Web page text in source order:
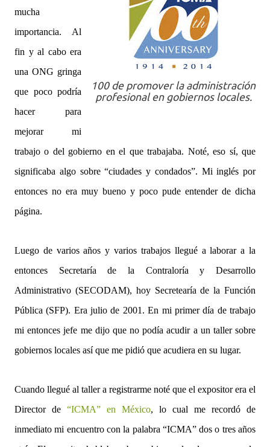
100 de promover la administración
profesional en gobiernos locales.
mucha
importancia. Al
fin y al cabo era
una ONG gringa
que poco podría
hacer para
mejorar mi
trabajo o del gobierno en el que trabajaba. Noté, eso sí, que
significaba algo sobre “ciudades y condados”. Mi inglés por
entonces no era muy bueno y poco pude entender de dicha
página.
Luego de varios años y varios trabajos llegué a laborar a la
entonces Secretaría de la Contraloría y Desarrollo
Administrativo (SECODAM), hoy Secretearía de la Función
Pública (SFP). Era julio de 2001. En mi primer día de trabajo
mi entonces jefe me dijo que no podía acudir a un taller sobre
gobiernos locales así que me pidió que acudiera en su lugar.
Cuando llegué al taller a registrarme noté que el expositor era el
Director de “ICMA” en México, lo cual me recordó de
inmediato mi encuentro con la palabra “ICMA” dos o tres años